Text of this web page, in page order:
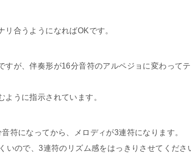
合うようになればOKです。
すが、伴奏形が16分音符のアルペジョに変わって
ように指示されています。
符になってから、メロディが3連符になります。
いので、3連符のリズム感をはっきりさせてくださ